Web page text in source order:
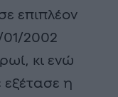
επιπλέον
01/2002
κι ενώ
εξέτασε η